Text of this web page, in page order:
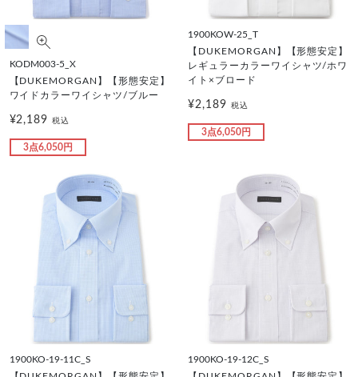
KODM003-5_X
【DUKEMORGAN】【形態安定】
ワイドカラーワイシャツ/ブルー
¥2,189税込
3点6,050円
1900KOW-25_T
【DUKEMORGAN】【形態安定】
レギュラーカラーワイシャツ/ホワ
イト×ブロード
¥2,189 税込
3点6,050円
1900KO-19-11C_S
1900KO-19-12C_S